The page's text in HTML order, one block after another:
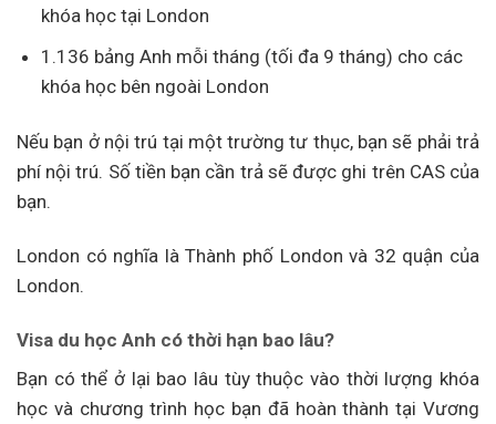
khóa học tại London
1.136 bảng Anh mỗi tháng (tối đa 9 tháng) cho các
khóa học bên ngoài London
Nếu bạn ở nội trú tại một trường tư thục, bạn sẽ phải trả
phí nội trú. Số tiền bạn cần trả sẽ được ghi trên CAS của
bạn.
London có nghĩa là Thành phố London và 32 quận của
London.
Visa du học Anh có thời hạn bao lâu?
Bạn có thể ở lại bao lâu tùy thuộc vào thời lượng khóa
học và chương trình học bạn đã hoàn thành tại Vương